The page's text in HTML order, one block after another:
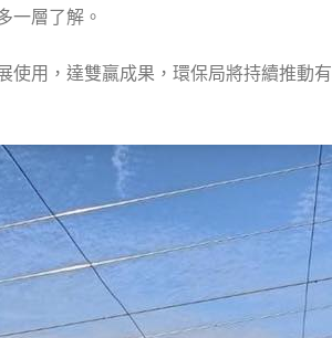
一層了解。
使用，達雙贏成果，環保局將持續推動有